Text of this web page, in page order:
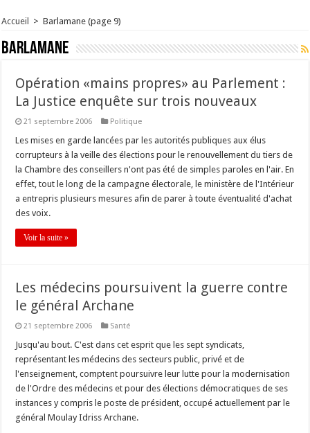
Accueil > Barlamane (page 9)
Barlamane
Opération «mains propres» au Parlement :
La Justice enquête sur trois nouveaux
21 septembre 2006 Politique
Les mises en garde lancées par les autorités publiques aux élus
corrupteurs à la veille des élections pour le renouvellement du tiers de
la Chambre des conseillers n'ont pas été de simples paroles en l'air. En
effet, tout le long de la campagne électorale, le ministère de l'Intérieur
a entrepris plusieurs mesures afin de parer à toute éventualité d'achat
des voix.
Voir la suite »
Les médecins poursuivent la guerre contre
le général Archane
21 septembre 2006 Santé
Jusqu'au bout. C'est dans cet esprit que les sept syndicats,
représentant les médecins des secteurs public, privé et de
l'enseignement, comptent poursuivre leur lutte pour la modernisation
de l'Ordre des médecins et pour des élections démocratiques de ses
instances y compris le poste de président, occupé actuellement par le
général Moulay Idriss Archane.